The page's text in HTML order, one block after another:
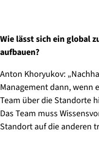
Wie lässt sich ein global
aufbauen?
Anton Khoryukov:
Management dann, wenn
Team über die Standorte
Das Team muss
Standort auf die anderen